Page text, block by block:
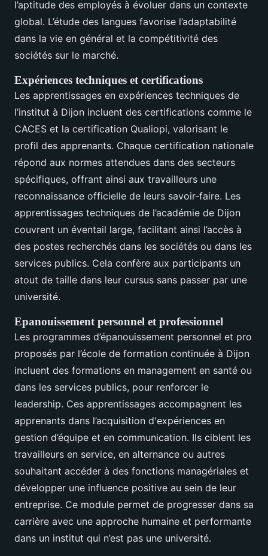
l’aptitude des employés à évoluer dans un contexte
global. L’étude des langues favorise l’adaptabilité
dans la vie en général et la compétitivité des
sociétés sur le marché.
Expériences techniques et certifications
Les apprentissages en expériences techniques de
l’institut à Dijon incluent des certifications comme le
CACES et la certification Qualiopi, valorisant le
profil des apprenants. Chaque certification nationale
répond aux normes attendues dans des secteurs
spécifiques, offrant ainsi aux travailleurs une
reconnaissance officielle de leurs savoir-faire. Les
apprentissages techniques de l’académie de Dijon
couvrent un éventail large, facilitant ainsi l’accès à
des postes recherchés dans les sociétés ou dans les
services publics. Cela confère aux participants un
atout de taille dans leur cursus sans passer par une
université.
Epanouissement personnel et professionnel
Les programmes d’épanouissement personnel et pro
proposés par l’école de formation continuée à Dijon
incluent des formations en management en santé ou
dans les services publics, pour renforcer le
leadership. Ces apprentissages accompagnent les
apprenants dans l’acquisition d'expériences en
gestion d’équipe et en communication. Ils ciblent les
travailleurs en service, en alternance ou autres
souhaitant accéder à des fonctions managériales et
développer une influence positive au sein de leur
entreprise. Ce module permet de progresser dans sa
carrière avec une approche humaine et performante
dans un institut qui n’est pas une université.